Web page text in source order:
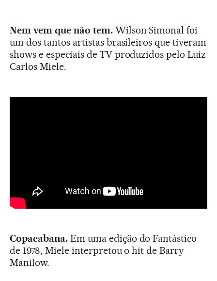
Nem vem que não tem.Wilson Simonal foi
um dos tantos artistas brasileiros que tiveram
shows e especiais de TV produzidos pelo Luiz
Carlos Miele.
Copacabana.Em uma edição do Fantástico
de 1978, Miele interpretou o hit de Barry
Manilow.